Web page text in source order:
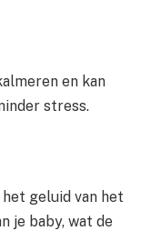
en kan
stress.
geluid van het
je baby, wat de